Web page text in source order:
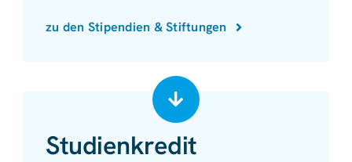
zu den Stipendien & Stiftungen
Studienkredit